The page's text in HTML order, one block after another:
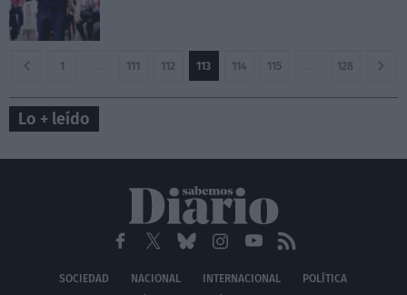
1 111 112 113 114 115 128
Lo + leído
SOCIEDAD NACIONAL INTERNACIONAL
POLÍTICA